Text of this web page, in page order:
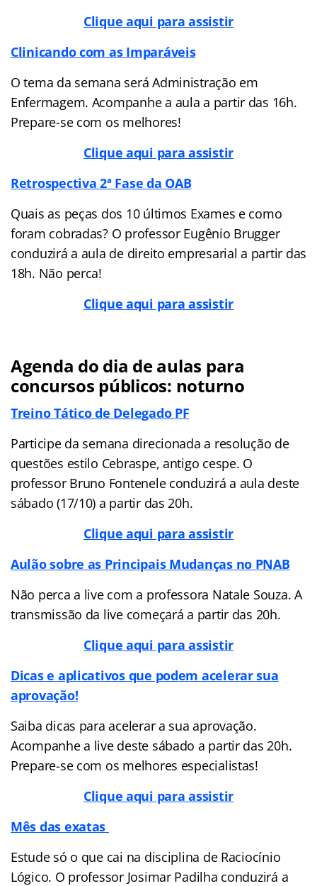
Clique aqui para assistir
Clinicando com as Imparáveis
O tema da semana será Administração em
Enfermagem. Acompanhe a aula a partir das 16h.
Prepare-se com os melhores!
Clique aqui para assistir
Retrospectiva 2ª Fase da OAB
Quais as peças dos 10 últimos Exames e como
foram cobradas? O professor Eugênio Brugger
conduzirá a aula de direito empresarial a partir das
18h. Não perca!
Clique aqui para assistir
Agenda do dia de aulas para
concursos públicos: noturno
Treino Tático de Delegado PF
Participe da semana direcionada a resolução de
questões estilo Cebraspe, antigo cespe. O
professor Bruno Fontenele conduzirá a aula deste
sábado (17/10) a partir das 20h.
Clique aqui para assistir
Aulão sobre as Principais Mudanças no PNAB
Não perca a live com a professora Natale Souza. A
transmissão da live começará a partir das 20h.
Clique aqui para assistir
Dicas e aplicativos que podem acelerar sua
aprovação!
Saiba dicas para acelerar a sua aprovação.
Acompanhe a live deste sábado a partir das 20h.
Prepare-se com os melhores especialistas!
Clique aqui para assistir
Mês das exatas
Estude só o que cai na disciplina de Raciocínio
Lógico. O professor Josimar Padilha conduzirá a